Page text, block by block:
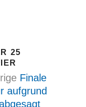
25
Finale
aufgrund